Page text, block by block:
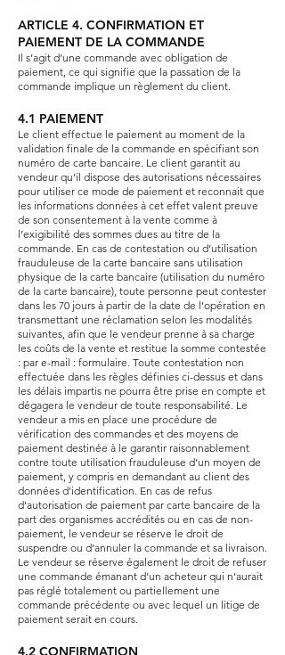
ARTICLE 4. CONFIRMATION ET
PAIEMENT DE LA COMMANDE
Il s’agit d’une commande avec obligation de
paiement, ce qui signifie que la passation de la
commande implique un règlement du client.
4.1 PAIEMENT
Le client effectue le paiement au moment de la
validation finale de la commande en spécifiant son
numéro de carte bancaire. Le client garantit au
vendeur qu’il dispose des autorisations nécessaires
pour utiliser ce mode de paiement et reconnait que
les informations données à cet effet valent preuve
de son consentement à la vente comme à
l’exigibilité des sommes dues au titre de la
commande. En cas de contestation ou d’utilisation
frauduleuse de la carte bancaire sans utilisation
physique de la carte bancaire (utilisation du numéro
de la carte bancaire), toute personne peut contester
dans les 70 jours à partir de la date de l’opération en
transmettant une réclamation selon les modalités
suivantes, afin que le vendeur prenne à sa charge
les coûts de la vente et restitue la somme contestée
: par e-mail : formulaire . Toute contestation non
effectuée dans les règles définies ci-dessus et dans
les délais impartis ne pourra être prise en compte et
dégagera le vendeur de toute responsabilité. Le
vendeur a mis en place une procédure de
vérification des commandes et des moyens de
paiement destinée à le garantir raisonnablement
contre toute utilisation frauduleuse d’un moyen de
paiement, y compris en demandant au client des
données d’identification. En cas de refus
d’autorisation de paiement par carte bancaire de la
part des organismes accrédités ou en cas de non-
paiement, le vendeur se réserve le droit de
suspendre ou d’annuler la commande et sa livraison.
Le vendeur se réserve également le droit de refuser
une commande émanant d’un acheteur qui n’aurait
pas réglé totalement ou partiellement une
commande précédente ou avec lequel un litige de
paiement serait en cours.
4.2 CONFIRMATION